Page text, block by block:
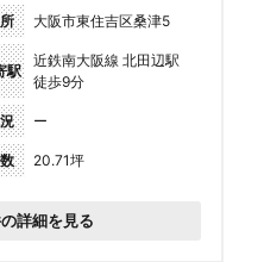
大阪市東住吉区桑津5
駅
近鉄南大阪線 北田辺駅
徒歩9分
ー
20.71坪
詳細を見る